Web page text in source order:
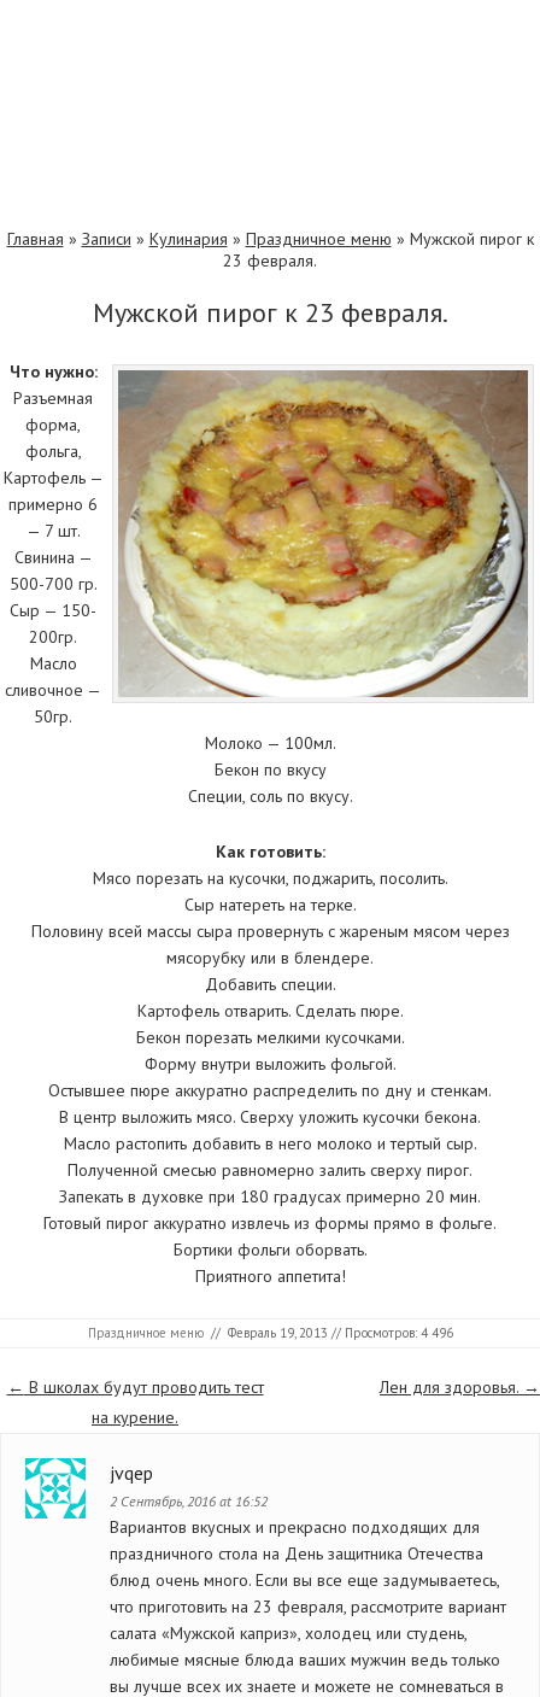
Главная » Записи » Кулинария » Праздничное меню » Мужской пирог к
23 февраля.
Мужской пирог к 23 февраля.
Что нужно:
Разъемная
форма,
фольга,
Картофель —
примерно 6
— 7 шт.
Свинина —
500-700 гр.
Сыр — 150-
200гр.
Масло
сливочное —
50гр.
Молоко — 100мл.
Бекон по вкусу
Специи, соль по вкусу.
Как готовить:
Мясо порезать на кусочки, поджарить, посолить.
Сыр натереть на терке.
Половину всей массы сыра провернуть с жареным мясом через
мясорубку или в блендере.
Добавить специи.
Картофель отварить. Сделать пюре.
Бекон порезать мелкими кусочками.
Форму внутри выложить фольгой.
Остывшее пюре аккуратно распределить по дну и стенкам.
В центр выложить мясо. Сверху уложить кусочки бекона.
Масло растопить добавить в него молоко и тертый сыр.
Полученной смесью равномерно залить сверху пирог.
Запекать в духовке при 180 градусах примерно 20 мин.
Готовый пирог аккуратно извлечь из формы прямо в фольге.
Бортики фольги оборвать.
Приятного аппетита!
Праздничное меню // Февраль 19, 2013 // Просмотров: 4 496
Страницы
← В школах будут проводить тест
на курение.
Лен для здоровья. →
jvqep
2 Сентябрь, 2016 at 16:52
Вариантов вкусных и прекрасно подходящих для
праздничного стола на День защитника Отечества
блюд очень много. Если вы все еще задумываетесь,
что приготовить на 23 февраля, рассмотрите вариант
салата «Мужской каприз», холодец или студень,
любимые мясные блюда ваших мужчин ведь только
вы лучше всех их знаете и можете не сомневаться в